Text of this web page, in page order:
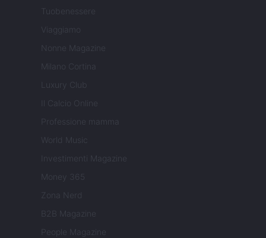
Tuobenessere
Viaggiamo
Nonne Magazine
Milano Cortina
Luxury Club
Il Calcio Online
Professione mamma
World Music
Investimenti Magazine
Money 365
Zona Nerd
B2B Magazine
People Magazine